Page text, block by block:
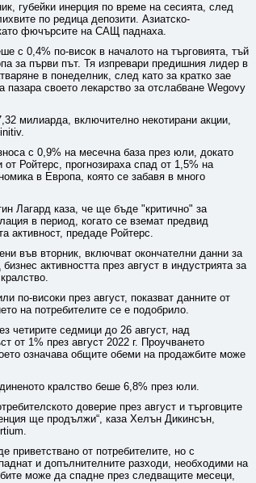
губейки инерция по време на сесията, след
по редица депозити. Азиатско-
фючърсите на САЩ паднаха.
с 0,4% по-висок в началото на търговията, тъй
за първи път. Тя изпревари предишния лидер в
в понеделник, след като за кратко зае
своето лекарство за отслабване Wegovy
милиарда, включително некотирани акции,
с 0,9% на месечна база през юли, докато
Ройтерс, прогнозираха спад от 1,5% на
в Европа, която се забавя в много
Лагард каза, че ще бъде "критично" за
в период, когато се вземат предвид
активност, предаде Ройтерс.
във вторник, включват окончателни данни за
активността през август в индустрията за
по-високи през август, показват данните от
на потребителите се е подобрило.
четирите седмици до 26 август, над
от 1% през август 2022 г. Проучването
означава общите обеми на продажбите може
кралство беше 6,8% през юли.
доверие през август и търговците
ще продължи“, каза Хелън Дикинсън,
приветствано от потребителите, но с
и допълнителните разходи, необходими на
може да спадне през следващите месеци,